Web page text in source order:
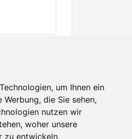
um Ihnen ein
die Sie sehen,
nutzen wir
woher unsere
zu entwickeln.